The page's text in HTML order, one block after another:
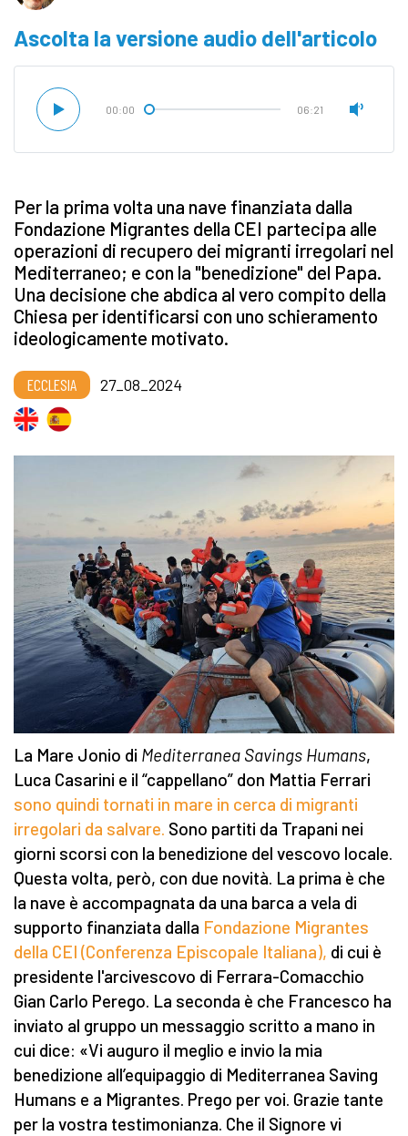
Ascolta la versione audio dell'articolo
00:00 06:21
Per la prima volta una nave finanziata dalla
Fondazione Migrantes della CEI partecipa alle
operazioni di recupero dei migranti irregolari nel
Mediterraneo; e con la "benedizione" del Papa.
Una decisione che abdica al vero compito della
Chiesa per identificarsi con uno schieramento
ideologicamente motivato.
ECCLESIA 27_08_2024
La Mare Jonio di Mediterranea Savings Humans,
Luca Casarini e il “cappellano” don Mattia Ferrari
sono quindi tornati in mare in cerca di migranti
irregolari da salvare. Sono partiti da Trapani nei
giorni scorsi con la benedizione del vescovo locale.
Questa volta, però, con due novità. La prima è che
la nave è accompagnata da una barca a vela di
supporto finanziata dalla Fondazione Migrantes
della CEI (Conferenza Episcopale Italiana), di cui è
presidente l'arcivescovo di Ferrara-Comacchio
Gian Carlo Perego. La seconda è che Francesco ha
inviato al gruppo un messaggio scritto a mano in
cui dice: «Vi auguro il meglio e invio la mia
benedizione all’equipaggio di Mediterranea Saving
Humans e a Migrantes. Prego per voi. Grazie tante
per la vostra testimonianza. Che il Signore vi